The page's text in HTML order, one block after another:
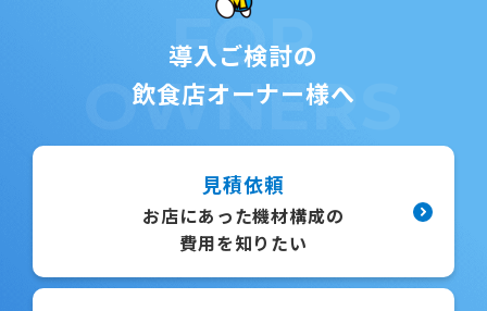
導入ご検討の
飲食店オーナー様へ
FOR
OWNERS
見積依頼
お店にあった機材構成の
費用を知りたい